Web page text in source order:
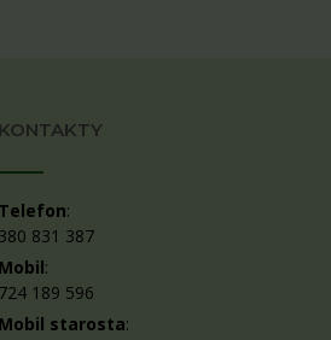
:
831 387
:
189 596
starosta: